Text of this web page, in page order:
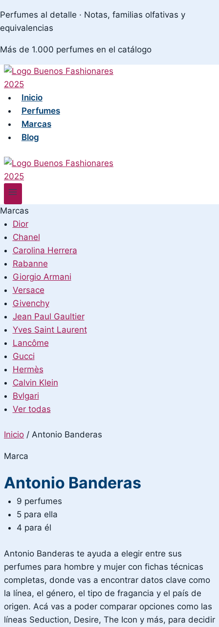
to
content
Perfumes al detalle · Notas, familias olfativas y
equivalencias
Más de 1.000 perfumes en el catálogo
Inicio
Perfumes
Marcas
Blog
Marcas
Dior
Chanel
Carolina Herrera
Rabanne
Giorgio Armani
Versace
Givenchy
Jean Paul Gaultier
Yves Saint Laurent
Lancôme
Gucci
Hermès
Calvin Klein
Bvlgari
Ver todas
Inicio / Antonio Banderas
Marca
Antonio Banderas
9 perfumes
5 para ella
4 para él
Antonio Banderas te ayuda a elegir entre sus
perfumes para hombre y mujer con fichas técnicas
completas, donde vas a encontrar datos clave como
la línea, el género, el tipo de fragancia y el país de
origen. Acá vas a poder comparar opciones como las
líneas Seduction, Desire, The Icon y más, para decidir